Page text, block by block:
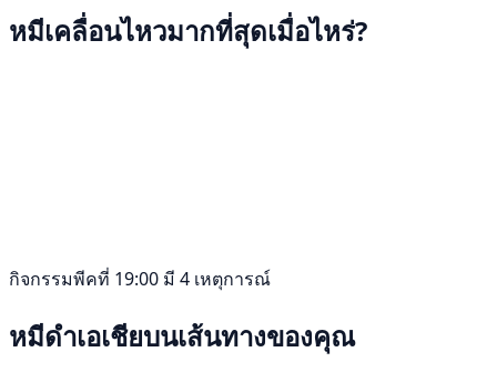
หมีเคลื่อนไหวมากที่สุดเมื่อไหร่?
กิจกรรมพีคที่ 19:00 มี 4 เหตุการณ์
หมีดำเอเชียบนเส้นทางของคุณ